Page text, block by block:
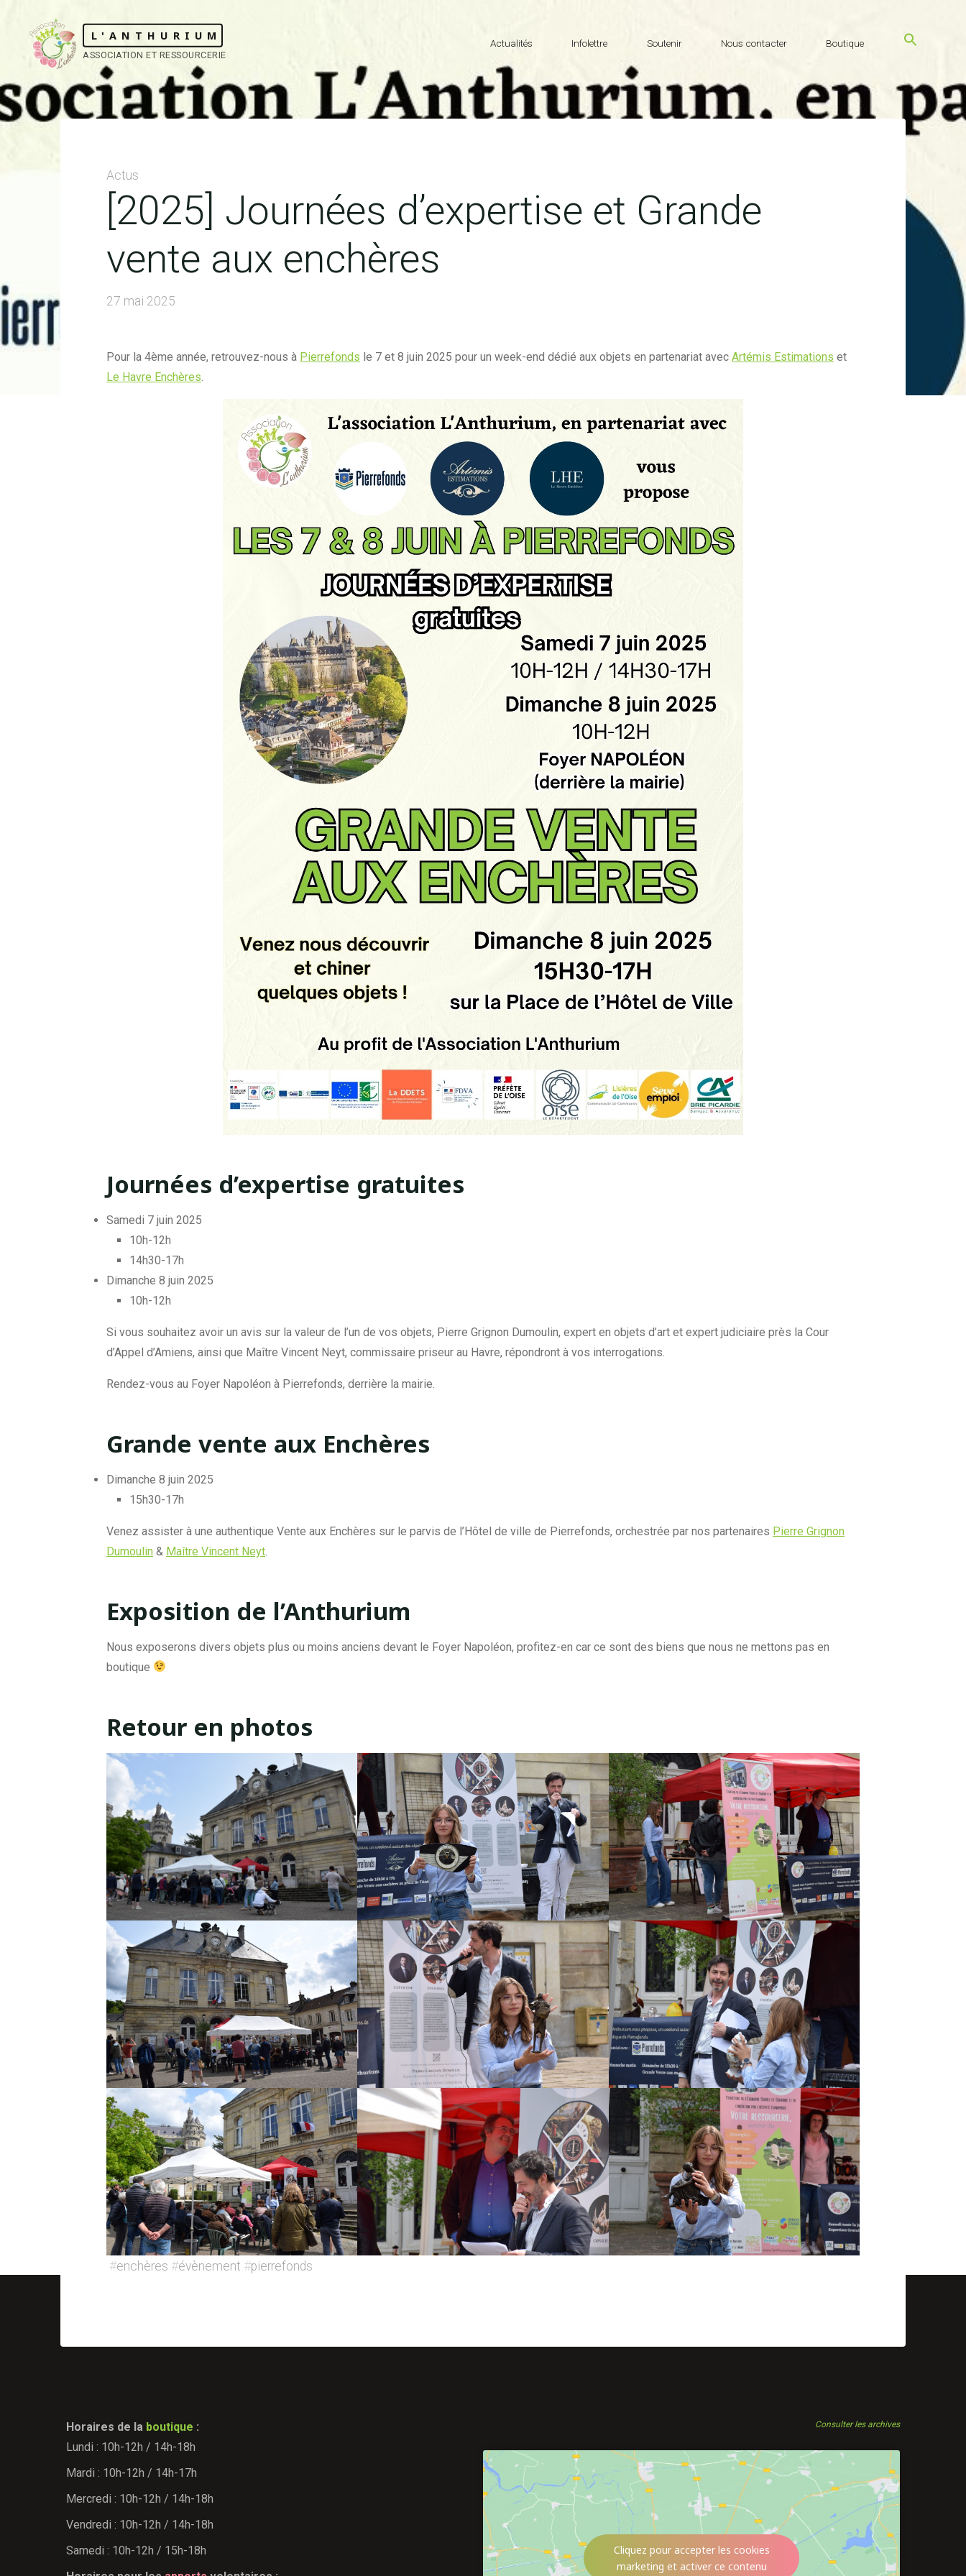
content
L'ANTHURIUM
ASSOCIATION ET RESSOURCERIE
Actualités Infolettre Soutenir Nous contacter Boutique
Actus
[2025] Journées d’expertise et Grande
vente aux enchères
27 mai 2025
Pour la 4ème année, retrouvez-nous à Pierrefonds le 7 et 8 juin 2025 pour un week-end dédié aux objets en partenariat avec Artémis Estimations et
Le Havre Enchères.
Journées d’expertise gratuites
Samedi 7 juin 2025
10h-12h
14h30-17h
Dimanche 8 juin 2025
10h-12h
Si vous souhaitez avoir un avis sur la valeur de l’un de vos objets, Pierre Grignon Dumoulin, expert en objets d’art et expert judiciaire près la Cour
d’Appel d’Amiens, ainsi que Maître Vincent Neyt, commissaire priseur au Havre, répondront à vos interrogations.
Rendez-vous au Foyer Napoléon à Pierrefonds, derrière la mairie.
Grande vente aux Enchères
Dimanche 8 juin 2025
15h30-17h
Venez assister à une authentique Vente aux Enchères sur le parvis de l’Hôtel de ville de Pierrefonds, orchestrée par nos partenaires Pierre Grignon
Dumoulin & Maître Vincent Neyt.
Exposition de l’Anthurium
Nous exposerons divers objets plus ou moins anciens devant le Foyer Napoléon, profitez-en car ce sont des biens que nous ne mettons pas en
boutique
Retour en photos
#enchères #évènement #pierrefonds
Horaires de la boutique :
Lundi : 10h-12h / 14h-18h
Mardi : 10h-12h / 14h-17h
Mercredi : 10h-12h / 14h-18h
Vendredi : 10h-12h / 14h-18h
Samedi : 10h-12h / 15h-18h
Consulter les archives
Cliquez pour accepter les cookies
marketing et activer ce contenu